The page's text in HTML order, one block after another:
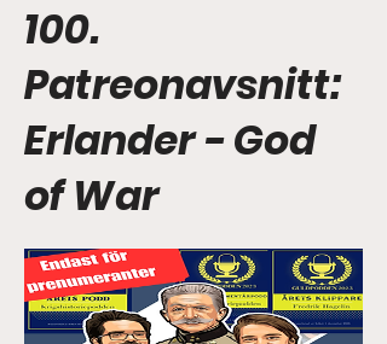
100.
Patreonavsnitt:
Erlander - God
of War